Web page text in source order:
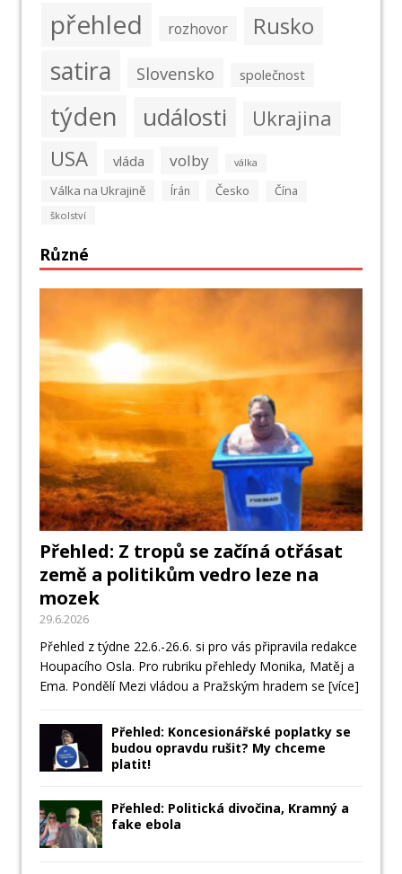
přehled rozhovor Rusko
satira Slovensko společnost
týden události Ukrajina
USA vláda volby válka
Válka na Ukrajině Írán Česko Čína
školství
Různé
Přehled: Z tropů se začíná otřásat
země a politikům vedro leze na
mozek
29.6.2026
Přehled z týdne 22.6.-26.6. si pro vás připravila redakce
Houpacího Osla. Pro rubriku přehledy Monika, Matěj a
Ema. Pondělí Mezi vládou a Pražským hradem se [více]
Přehled: Koncesionářské poplatky se
budou opravdu rušit? My chceme
platit!
Přehled: Politická divočina, Kramný a
fake ebola